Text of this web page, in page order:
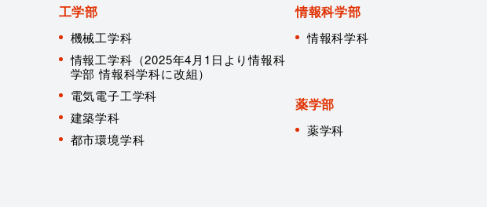
工学部
機械工学科
情報工学科（2025年4月1日より情報科
学部 情報科学科に改組）
電気電子工学科
建築学科
都市環境学科
情報科学部
情報科学科
薬学部
薬学科